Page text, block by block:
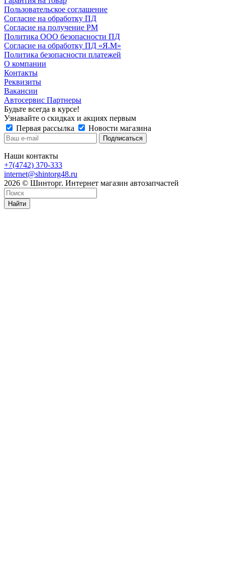
Пользовательское соглашение
Согласие на обработку ПД
Согласие на получение РМ
Политика ООО безопасности ПД
Согласие на обработку ПД «Я.М»
Политика безопасности платежей
О компании
Контакты
Реквизиты
Вакансии
Автосервис Партнеры
Будьте всегда в курсе!
Узнавайте о скидках и акциях первым
Первая рассылка
Новости магазина
Наши контакты
+7(4742) 370-333
internet@shintorg48.ru
2026 © Шинторг. Интернет магазин автозапчастей
Найти